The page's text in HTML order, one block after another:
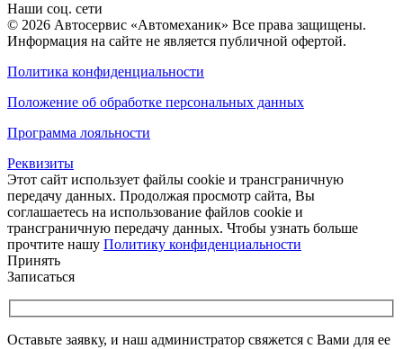
Наши соц. сети
© 2026 Автосервис «Автомеханик» Все права защищены.
Информация на сайте не является публичной офертой.
Политика конфиденциальности
Положение об обработке персональных данных
Программа лояльности
Реквизиты
Этот сайт использует файлы cookie и трансграничную
передачу данных. Продолжая просмотр сайта, Вы
соглашаетесь на использование файлов cookie и
трансграничную передачу данных. Чтобы узнать больше
прочтите нашу Политику конфиденциальности
Принять
Записаться
Оставьте заявку, и наш администратор свяжется с Вами для ее